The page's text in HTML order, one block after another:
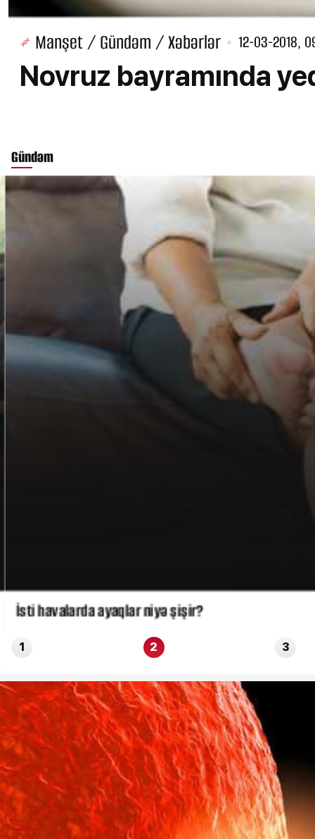
Manşet / Gündəm / Xəbərlər 12-03-2018,
Novruz bayramında
Gündəm
İsti havalarda ayaqlar niyə şişir?
1 2 3